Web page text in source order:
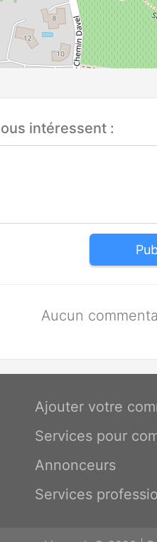
intéressent :
Aucun
Ajouter votre
Services pour
Annonceurs
Services